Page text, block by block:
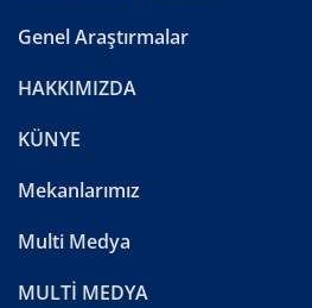
Genel Araştırmalar
HAKKIMIZDA
KÜNYE
Mekanlarımız
Multi Medya
MULTİ MEDYA